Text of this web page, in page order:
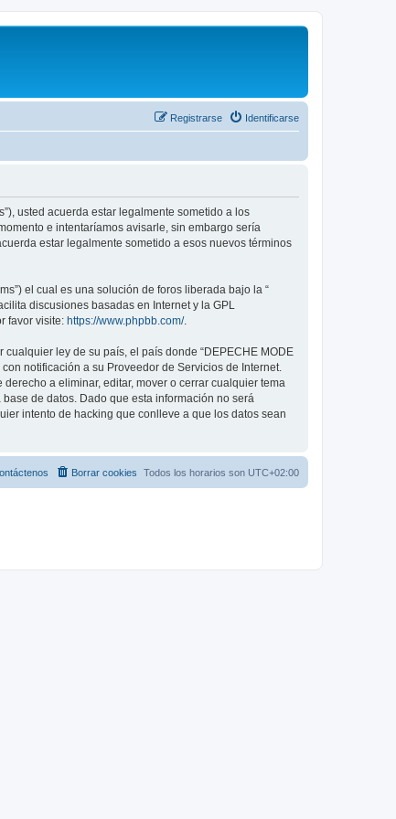
Identificarse
Registrarse
usted acuerda estar legalmente sometido a los
e intentaríamos avisarle, sin embargo sería
estar legalmente sometido a esos nuevos términos
el cual es una solución de foros liberada bajo la “
discusiones basadas en Internet y la GPL
favor visite: https://www.phpbb.com/.
ley de su país, el país donde “DEPECHE MODE
notificación a su Proveedor de Servicios de Internet.
a eliminar, editar, mover o cerrar cualquier tema
de datos. Dado que esta información no será
intento de hacking que conlleve a que los datos sean
Todos los horarios son UTC+02:00
Borrar cookies